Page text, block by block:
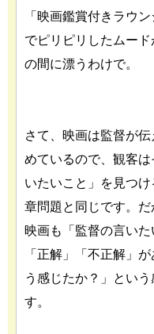
「映画鑑賞付きラウ
でピリピリしたムー
の間に漂うわけで。
さて、映画は監督が
めているので、観客
いたいこと」を見つ
章問題と同じです。だ
映画も「監督の言い
「正解」「不正解」
う感じたか？」とい
す。